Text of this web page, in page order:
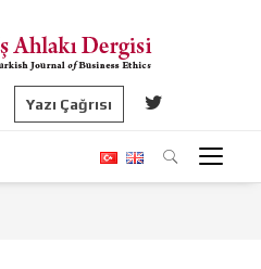
Yazı Çağrısı